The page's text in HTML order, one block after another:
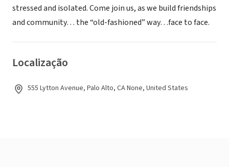
stressed and isolated. Come join us, as we build friendships
and community… the “old-fashioned” way…face to face.
Localização
555 Lytton Avenue, Palo Alto, CA None, United States